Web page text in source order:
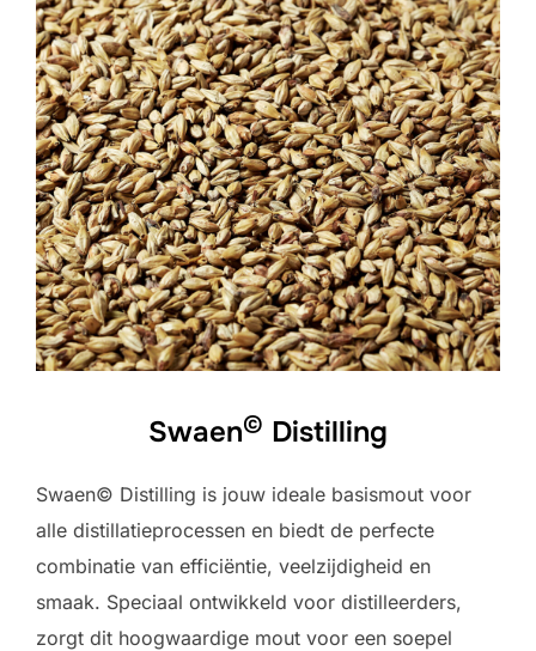
Swaen© Distilling
Swaen© Distilling is jouw ideale basismout voor
alle distillatieprocessen en biedt de perfecte
combinatie van efficiëntie, veelzijdigheid en
smaak. Speciaal ontwikkeld voor distilleerders,
zorgt dit hoogwaardige mout voor een soepel